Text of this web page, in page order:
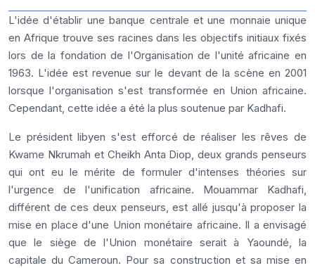
L'idée d'établir une banque centrale et une monnaie unique
en Afrique trouve ses racines dans les objectifs initiaux fixés
lors de la fondation de l'Organisation de l'unité africaine en
1963. L'idée est revenue sur le devant de la scène en 2001
lorsque l'organisation s'est transformée en Union africaine.
Cependant, cette idée a été la plus soutenue par Kadhafi.
Le président libyen s'est efforcé de réaliser les rêves de
Kwame Nkrumah et Cheikh Anta Diop, deux grands penseurs
qui ont eu le mérite de formuler d'intenses théories sur
l'urgence de l'unification africaine. Mouammar Kadhafi,
différent de ces deux penseurs, est allé jusqu'à proposer la
mise en place d'une Union monétaire africaine. Il a envisagé
que le siège de l'Union monétaire serait à Yaoundé, la
capitale du Cameroun. Pour sa construction et sa mise en